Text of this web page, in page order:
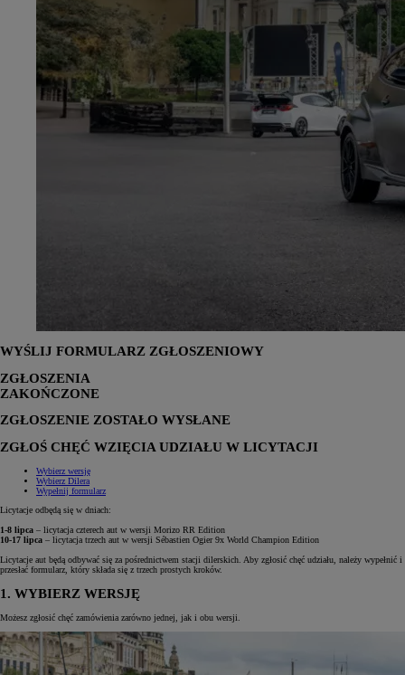
WYŚLIJ FORMULARZ ZGŁOSZENIOWY
ZGŁOSZENIA
ZAKOŃCZONE
ZGŁOSZENIE ZOSTAŁO WYSŁANE
ZGŁOŚ CHĘĆ WZIĘCIA UDZIAŁU W LICYTACJI
Wybierz wersję
Wybierz Dilera
Wypełnij formularz
Licytacje odbędą się w dniach:
1-8 lipca – licytacja czterech aut w wersji Morizo RR Edition
10-17 lipca – licytacja trzech aut w wersji Sébastien Ogier 9x World Champion Edition
Licytacje aut będą odbywać się za pośrednictwem stacji dilerskich. Aby zgłosić chęć udziału, należy wypełnić i
przesłać formularz, który składa się z trzech prostych kroków.
1. WYBIERZ WERSJĘ
Możesz zgłosić chęć zamówienia zarówno jednej, jak i obu wersji.